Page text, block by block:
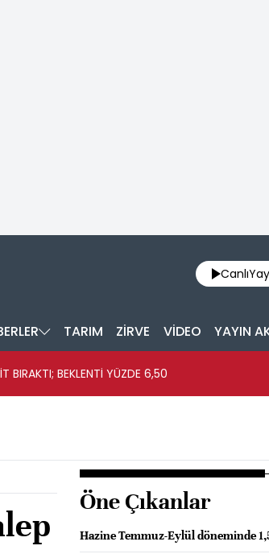
Canlı
TARIM ZİRVE VİDEO YAYIN
BIRAKTI; BEKLENTİ YÜZDE 6,50
Öne Çıkanlar
Hazine Temmuz-Eylül döneminde